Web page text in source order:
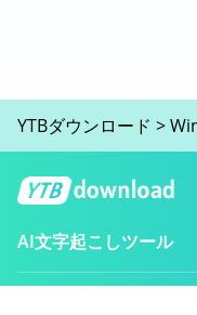
YTBダウンロード >
AI文字起こしツール